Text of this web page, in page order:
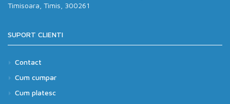
Timisoara, Timis, 300261
SUPORT CLIENTI
Contact
Cum cumpar
Cum platesc